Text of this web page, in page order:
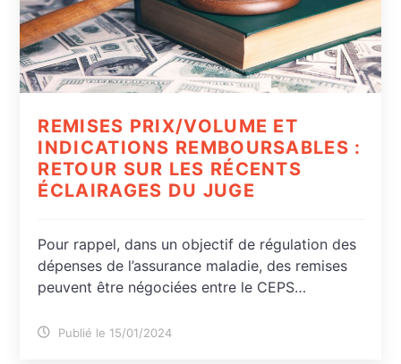
REMISES PRIX/VOLUME ET
INDICATIONS REMBOURSABLES :
RETOUR SUR LES RÉCENTS
ÉCLAIRAGES DU JUGE
Pour rappel, dans un objectif de régulation des
dépenses de l’assurance maladie, des remises
peuvent être négociées entre le CEPS…
Publié le 15/01/2024